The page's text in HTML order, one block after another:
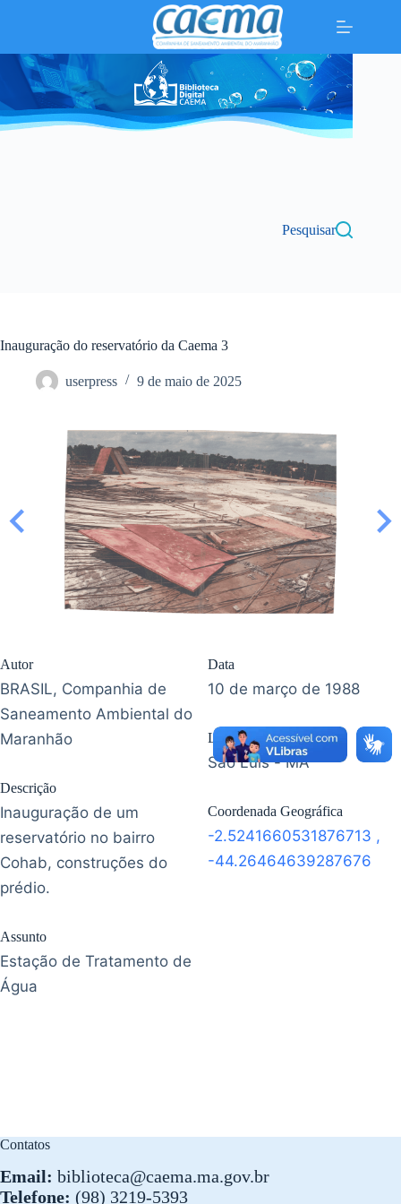
conteúdo
Pesquisar
Inauguração do reservatório da Caema 3
userpress 9 de maio de 2025
Autor
BRASIL, Companhia de
Saneamento Ambiental do
Maranhão
Descrição
Inauguração de um
reservatório no bairro
Cohab, construções do
prédio.
Assunto
Estação de Tratamento de
Água
Data
10 de março de 1988
Localização
São Luís - MA
Coordenada Geográfica
-2.5241660531876713 ,
-44.26464639287676
Contatos
Email: biblioteca@caema.ma.gov.br
Telefone: (98) 3219-5393